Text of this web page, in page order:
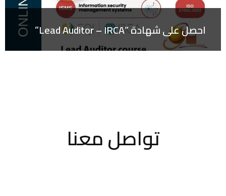
احصل على شهادة “Lead Auditor – IRCA”
تواصل معنا